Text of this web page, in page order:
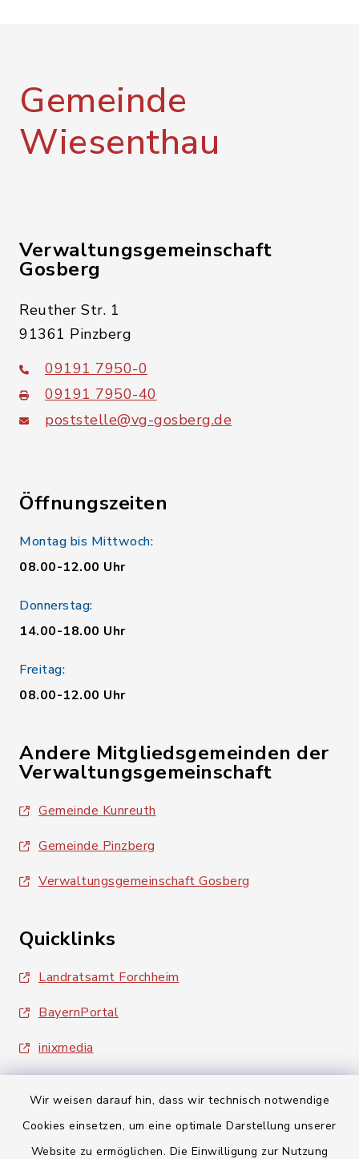
Wir weisen darauf hin, dass wir technisch notwendige
Cookies einsetzen, um eine optimale Darstellung unserer
Website zu ermöglichen. Die Einwilligung zur Nutzung
Gemeinde
Wiesenthau
Verwaltungsgemeinschaft
Gosberg
Reuther Str. 1
91361 Pinzberg
09191 7950-0
09191 7950-40
poststelle@vg-gosberg.de
Öffnungszeiten
Montag bis Mittwoch:
08.00-12.00 Uhr
Donnerstag:
14.00-18.00 Uhr
Freitag:
08.00-12.00 Uhr
Andere Mitgliedsgemeinden der
Verwaltungsgemeinschaft
Gemeinde Kunreuth
Gemeinde Pinzberg
Verwaltungsgemeinschaft Gosberg
Quicklinks
Landratsamt Forchheim
BayernPortal
inixmedia